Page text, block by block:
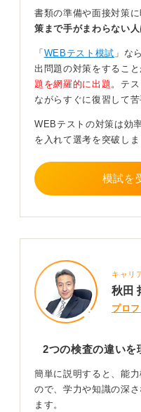
能力検査は、対策本や
が伸びやすいと言われ
学生の様子を見ている
書を使って勉強してい
勉強方法はいろいろあ
0
書類の準備や面接対策に
策まで手がまわらない
「 WEBテスト模試 」な
出問題の対策をするこ
題を網羅的に出題 。テ
ながらすぐに復習して
WEBテストの対策は効
を入れて選考を突破しま
模試を
キャリ
秋田
プロ
2つの検査の違いを
簡単に説明すると、能
ので、学力や知識の深
ます。